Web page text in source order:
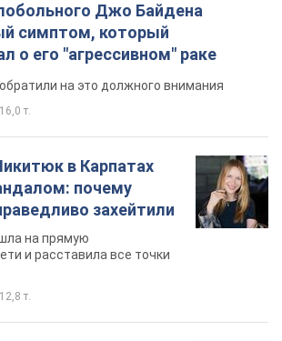
Джо Байдена
симптом, который
о его "агрессивном" раке
на это должного внимания
16,0 т.
в Карпатах
почему
захейтили
на прямую
и расставила все точки
12,8 т.